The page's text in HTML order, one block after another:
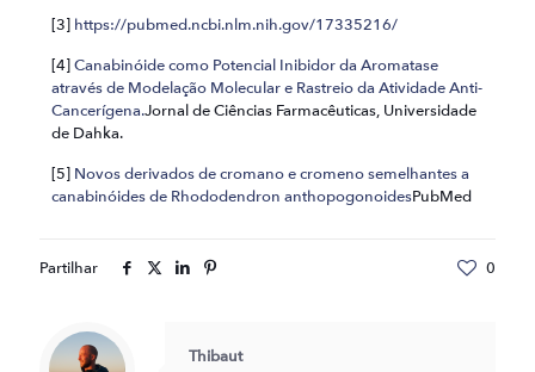
[3] https://pubmed.ncbi.nlm.nih.gov/17335216/
[4]Canabinóide como Potencial Inibidor da Aromatase
através de Modelação Molecular e Rastreio da Atividade Anti-
Cancerígena.Jornal de Ciências Farmacêuticas, Universidade
de Dahka.
[5] Novos derivados de cromano e cromeno semelhantes a
canabinóides de Rhododendron anthopogonoidesPubMed
Partilhar 0
Thibaut